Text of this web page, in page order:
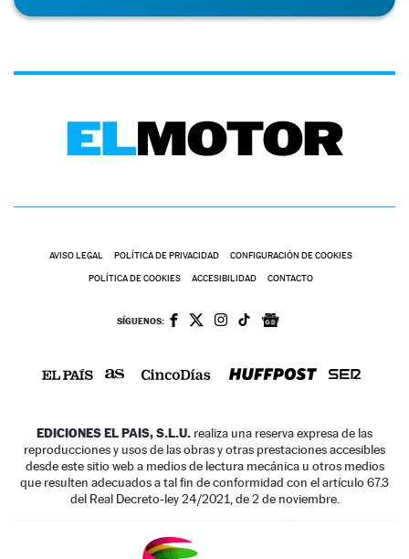
AVISO LEGAL POLÍTICA DE PRIVACIDAD CONFIGURACIÓN DE COOKIES
POLÍTICA DE COOKIES ACCESIBILIDAD CONTACTO
SÍGUENOS:
EDICIONES EL PAIS, S.L.U. realiza una reserva expresa de las
reproducciones y usos de las obras y otras prestaciones accesibles
desde este sitio web a medios de lectura mecánica u otros medios
que resulten adecuados a tal fin de conformidad con el artículo 67.3
del Real Decreto-ley 24/2021, de 2 de noviembre.